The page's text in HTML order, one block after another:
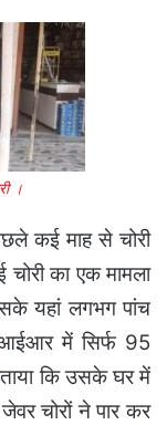
।
कई माह से चोरी
चोरी का एक मामला
यहां लगभग पांच
में सिर्फ 95
कि उसके घर में
चोरों ने पार कर